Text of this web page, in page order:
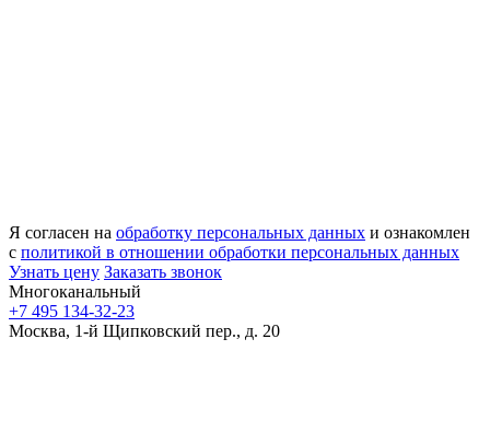
Я согласен на обработку персональных данных и ознакомлен
с политикой в отношении обработки персональных данных
Узнать цену Заказать звонок
Многоканальный
+7 495 134-32-23
Москва, 1-й Щипковский пер., д. 20